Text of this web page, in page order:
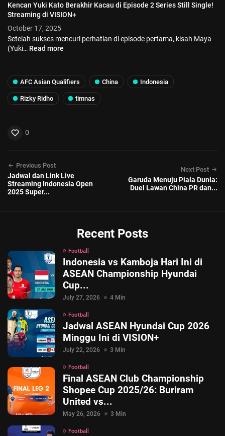
Kencan Yuki Kato Berakhir Kacau di Episode 2 Series Still Single!
Streaming di VISION+
October 17, 2025
Setelah sukses mencuri perhatian di episode pertama, kisah Maya
(Yuki… Read more
AFC Asian Qualifiers China Indonesia
Rizky Ridho timnas
0
Previous Post
Jadwal dan Link Live
Streaming Indonesia Open
2025 Super...
Next Post
Garuda Menuju Piala Dunia:
Duel Lawan China PR dan...
Recent Posts
Football
Indonesia vs Kamboja Hari Ini di
ASEAN Championship Hyundai
Cup...
July 27, 2026 4 Min
Football
Jadwal ASEAN Hyundai Cup 2026
Minggu Ini di VISION+
July 22, 2026 3 Min
Football
Final ASEAN Club Championship
Shopee Cup 2025/26: Buriram
United vs...
May 26, 2026 3 Min
Football